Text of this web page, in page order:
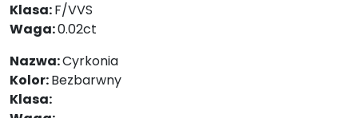
Klasa:F/VVS
Waga:0.02ct
Nazwa:Cyrkonia
Kolor:Bezbarwny
Klasa: